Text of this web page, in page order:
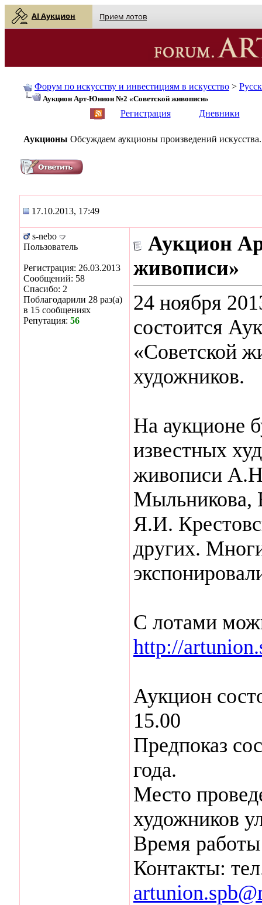
AI Аукцион Прием лотов
Форум по искусству и инвестициям в искусство >
Аукцион Арт-Юнион №2 «Советской живописи»
Регистрация Дневники
Аукционы Обсуждаем аукционы произведений искусства.
17.10.2013, 17:49
s-nebo
Пользователь
Регистрация: 26.03.2013
Сообщений: 58
Спасибо: 2
Поблагодарили 28 раз(а)
в 15 сообщениях
Репутация: 56
Аукцион
живописи»
24 ноября
состоится
«Советской
художников.
На аукционе
известных
живописи
Мыльникова,
Я.И.
других.
С лотами
http://
Аукцион
15.00
Предпоказ
года.
Место
художников
Время работы
Контакты: